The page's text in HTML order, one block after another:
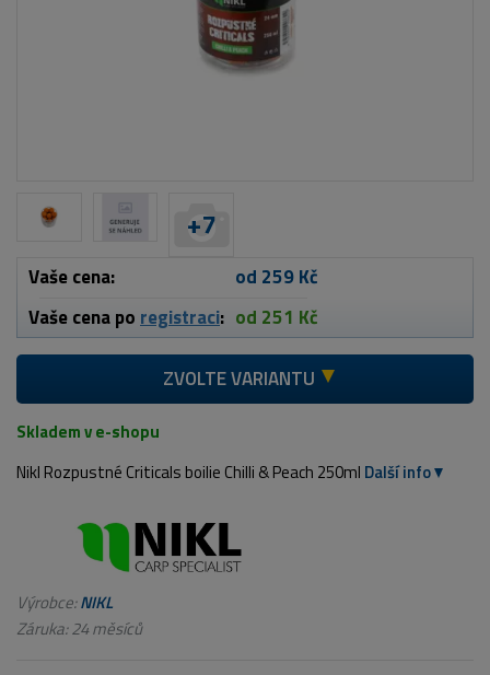
+7
Vaše cena:
od 259 Kč
Vaše cena po registraci: od 251 Kč
ZVOLTE VARIANTU
Skladem v e-shopu
Nikl Rozpustné Criticals boilie Chilli & Peach 250ml Další info
Výrobce:NIKL
Záruka: 24 měsíců